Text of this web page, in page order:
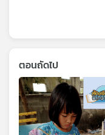
ตอนถัดไป